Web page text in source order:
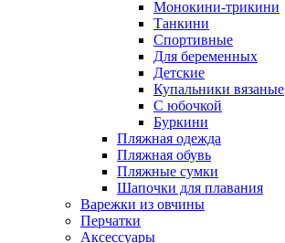
Монокини-трикини
Танкини
Спортивные
Для беременных
Детские
Купальники вязаные
С юбочкой
Буркини
Пляжная одежда
Пляжная обувь
Пляжные сумки
Шапочки для плавания
Варежки из овчины
Перчатки
Аксессуары